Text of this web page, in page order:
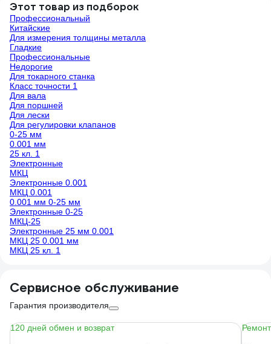
Этот товар из подборок
Профессиональный
Китайские
Для измерения толщины металла
Гладкие
Профессиональные
Недорогие
Для токарного станка
Класс точности 1
Для вала
Для поршней
Для лески
Для регулировки клапанов
0-25 мм
0.001 мм
25 кл. 1
Электронные
МКЦ
Электронные 0.001
МКЦ 0.001
0.001 мм 0-25 мм
Электронные 0-25
МКЦ-25
Электронные 25 мм 0.001
МКЦ 25 0.001 мм
МКЦ 25 кл. 1
Сервисное обслуживание
Гарантия производителя
120 дней обмен и возврат